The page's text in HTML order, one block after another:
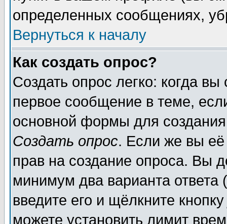
определенных сообщениях,
Вернуться к началу
Как создать опрос?
Создать опрос легко: когда
первое сообщение в теме,
основной формы для
Создать опрос. Если же вы её
прав на создание опроса. Вы
минимум два варианта ответа
введите его и щёлкните
можете установить лимит